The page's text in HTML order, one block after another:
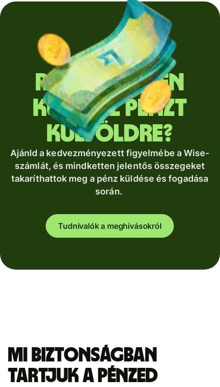
Rendszeresen
küldesz pénzt
külföldre?
Ajánld a kedvezményezett figyelmébe a Wise-
számlát, és mindketten jelentős összegeket
takaríthattok meg a pénz küldése és fogadása
során.
Tudnivalók a meghívásokról
Mi biztonságban
tartjuk a pénzed